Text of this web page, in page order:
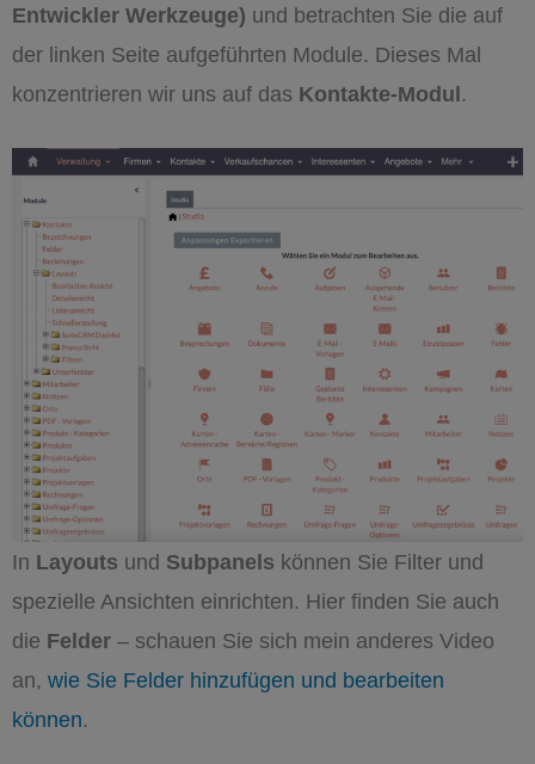
Entwickler Werkzeuge) und betrachten Sie die auf
der linken Seite aufgeführten Module. Dieses Mal
konzentrieren wir uns auf das Kontakte-Modul.
In Layouts und Subpanels können Sie Filter und
spezielle Ansichten einrichten. Hier finden Sie auch
die Felder – schauen Sie sich mein anderes Video
an, wie Sie Felder hinzufügen und bearbeiten
können.